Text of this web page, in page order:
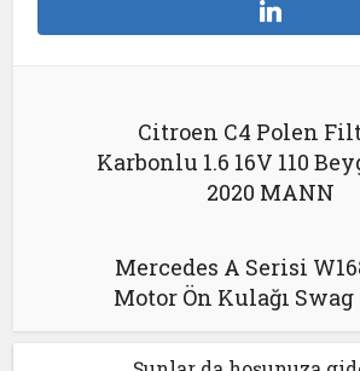
Citroen C4 Polen
Karbonlu 1.6 16V 110
2020 MANN
Mercedes A Serisi
Motor Ön Kulağı